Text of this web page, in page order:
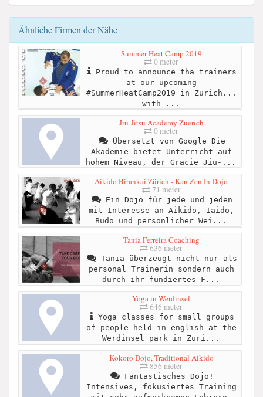
Ähnliche Firmen der Nähe
Summer Heat Camp 2019
0 meter
Proud to announce tha trainers
at our upcoming
#SummerHeatCamp2019 in Zurich...
with ...
Jiu-Jitsu Academy Zuerich
0 meter
Übersetzt von Google Die
Akademie bietet Unterricht auf
hohem Niveau, der Gracie Jiu-...
Aikido Birankai Zürich - Kan Zen In Dojo
71 meter
Ein Dojo für jede und jeden
mit Interesse an Aikido, Iaido,
Budo und persönlicher Wei...
Tania Ferreira Coaching
636 meter
Tania überzeugt nicht nur als
personal Trainerin sondern auch
durch ihr fundiertes F...
Yoga in Werdinsel
646 meter
Yoga classes for small groups
of people held in english at the
Werdinsel park in Zuri...
Kokoro Dojo, Traditional Aikido
856 meter
Fantastisches Dojo!
Intensives, fokusiertes Training